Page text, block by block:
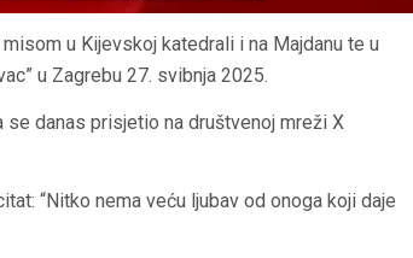
u Kijevskoj katedrali i na Majdanu te u
u Zagrebu 27. svibnja 2025.
danas prisjetio na društvenoj mreži X
“Nitko nema veću ljubav od onoga koji daje